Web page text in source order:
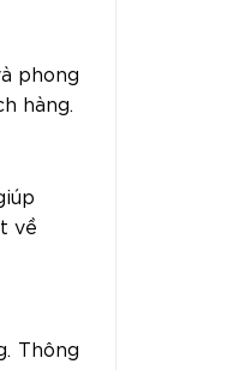
phong
hàng.
về
Thông